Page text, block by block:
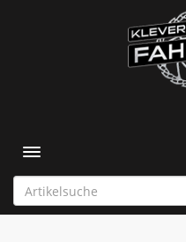
Toggle navigation